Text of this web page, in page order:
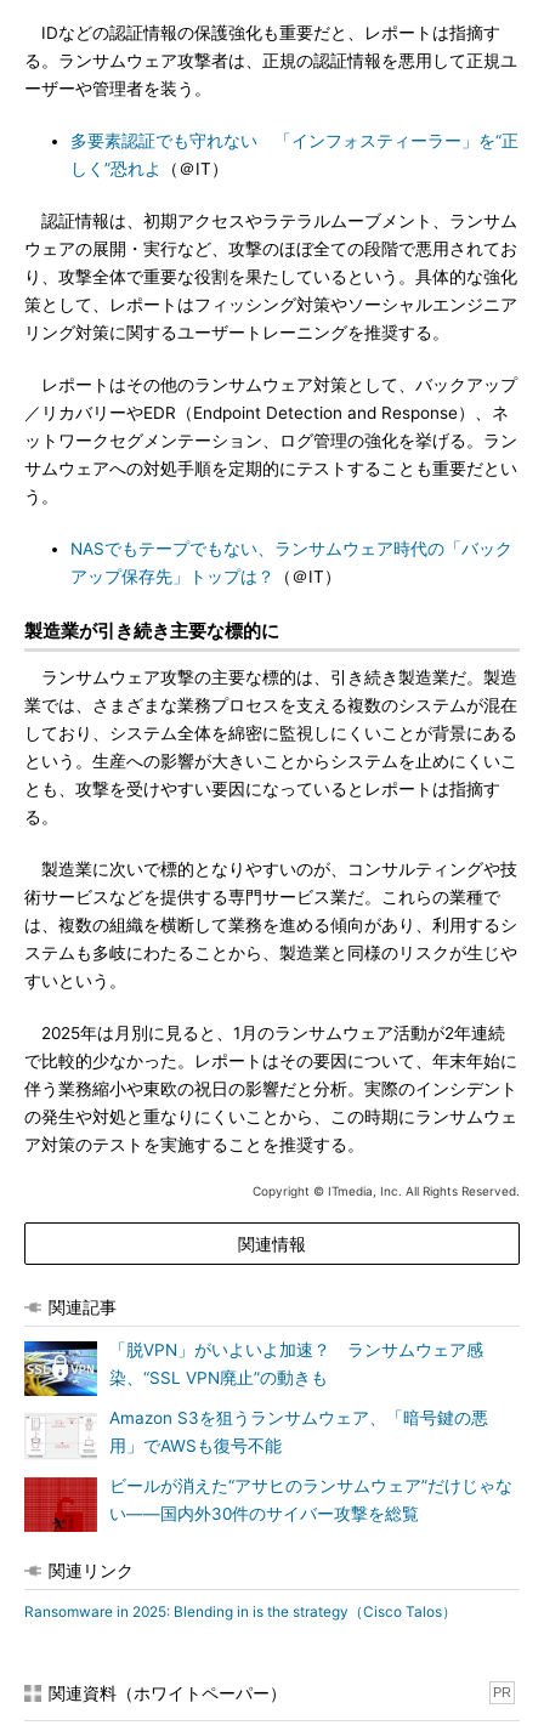
IDなどの認証情報の保護強化も重要だと、レポートは指摘す
る。ランサムウェア攻撃者は、正規の認証情報を悪用して正規ユ
ーザーや管理者を装う。
多要素認証でも守れない 「インフォスティーラー」を“正
しく”恐れよ
（＠IT）
認証情報は、初期アクセスやラテラルムーブメント、ランサム
ウェアの展開・実行など、攻撃のほぼ全ての段階で悪用されてお
り、攻撃全体で重要な役割を果たしているという。具体的な強化
策として、レポートはフィッシング対策やソーシャルエンジニア
リング対策に関するユーザートレーニングを推奨する。
レポートはその他のランサムウェア対策として、バックアップ
／リカバリーやEDR（Endpoint Detection and Response）、ネ
ットワークセグメンテーション、ログ管理の強化を挙げる。ラン
サムウェアへの対処手順を定期的にテストすることも重要だとい
う。
NASでもテープでもない、ランサムウェア時代の「バック
アップ保存先」トップは？
（＠IT）
製造業が引き続き主要な標的に
ランサムウェア攻撃の主要な標的は、引き続き製造業だ。製造
業では、さまざまな業務プロセスを支える複数のシステムが混在
しており、システム全体を綿密に監視しにくいことが背景にある
という。生産への影響が大きいことからシステムを止めにくいこ
とも、攻撃を受けやすい要因になっているとレポートは指摘す
る。
製造業に次いで標的となりやすいのが、コンサルティングや技
術サービスなどを提供する専門サービス業だ。これらの業種で
は、複数の組織を横断して業務を進める傾向があり、利用するシ
ステムも多岐にわたることから、製造業と同様のリスクが生じや
すいという。
2025年は月別に見ると、1月のランサムウェア活動が2年連続
で比較的少なかった。レポートはその要因について、年末年始に
伴う業務縮小や東欧の祝日の影響だと分析。実際のインシデント
の発生や対処と重なりにくいことから、この時期にランサムウェ
ア対策のテストを実施することを推奨する。
Copyright © ITmedia, Inc. All Rights Reserved.
関連情報
関連記事
「脱VPN」がいよいよ加速？ ランサムウェア感
染、“SSL VPN廃止”の動きも
Amazon S3を狙うランサムウェア、「暗号鍵の悪
用」でAWSも復号不能
ビールが消えた“アサヒのランサムウェア”だけじゃな
い――国内外30件のサイバー攻撃を総覧
関連リンク
Ransomware in 2025: Blending in is the strategy（Cisco Talos）
関連資料（ホワイトペーパー） PR